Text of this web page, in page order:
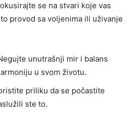
se na stvari koje vas
provod sa voljenima ili uživanje
unutrašnji mir i balans
u svom životu.
priliku da se počastite
ste to.